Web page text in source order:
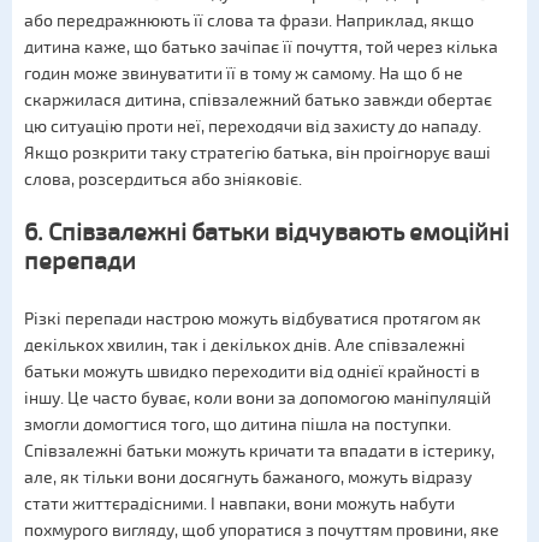
або передражнюють її слова та фрази. Наприклад, якщо
дитина каже, що батько зачіпає її почуття, той через кілька
годин може звинуватити її в тому ж самому. На що б не
скаржилася дитина, співзалежний батько завжди обертає
цю ситуацію проти неї, переходячи від захисту до нападу.
Якщо розкрити таку стратегію батька, він проігнорує ваші
слова, розсердиться або зніяковіє.
6. Співзалежні батьки відчувають емоційні
перепади
Різкі перепади настрою можуть відбуватися протягом як
декількох хвилин, так і декількох днів. Але співзалежні
батьки можуть швидко переходити від однієї крайності в
іншу. Це часто буває, коли вони за допомогою маніпуляцій
змогли домогтися того, що дитина пішла на поступки.
Співзалежні батьки можуть кричати та впадати в істерику,
але, як тільки вони досягнуть бажаного, можуть відразу
стати життєрадісними. І навпаки, вони можуть набути
похмурого вигляду, щоб упоратися з почуттям провини, яке